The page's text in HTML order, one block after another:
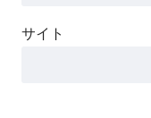
サイト